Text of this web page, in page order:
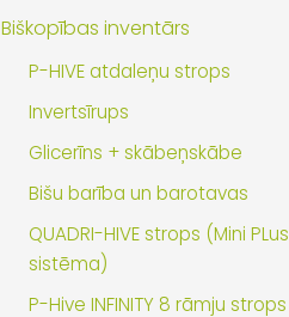
Biškopības inventārs
P-HIVE atdaleņu strops
Invertsīrups
Glicerīns + skābeņskābe
Bišu barība un barotavas
QUADRI-HIVE strops (Mini PLus
sistēma)
P-Hive INFINITY 8 rāmju strops